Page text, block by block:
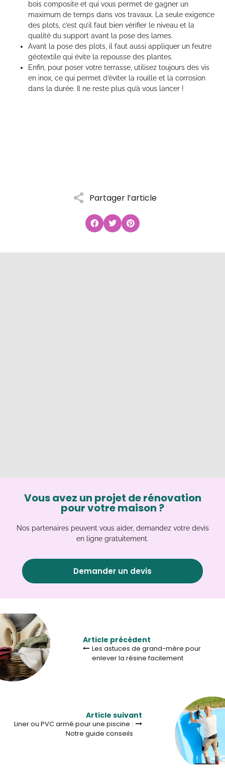
Partager l’article
bois composite et qui vous permet de gagner un
maximum de temps dans vos travaux. La seule exigence
des plots, c’est qu’il faut bien vérifier le niveau et la
qualité du support avant la pose des lames.
Avant la pose des plots, il faut aussi appliquer un feutre
géotextile qui évite la repousse des plantes.
Enfin, pour poser votre terrasse, utilisez toujours des vis
en inox, ce qui permet d’éviter la rouille et la corrosion
dans la durée. Il ne reste plus qu’à vous lancer !
Vous avez un projet de rénovation
pour votre maison ?
Nos partenaires peuvent vous aider, demandez votre devis
en ligne gratuitement.
Demander un devis
Article précédent
Les astuces de grand-mère pour
enlever la résine facilement
Article suivant
Liner ou PVC armé pour une piscine :
Notre guide conseils